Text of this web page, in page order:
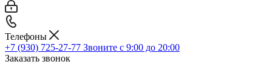
Телефоны
+7 (930) 725-27-77 Звоните с 9:00 до 20:00
Заказать звонок